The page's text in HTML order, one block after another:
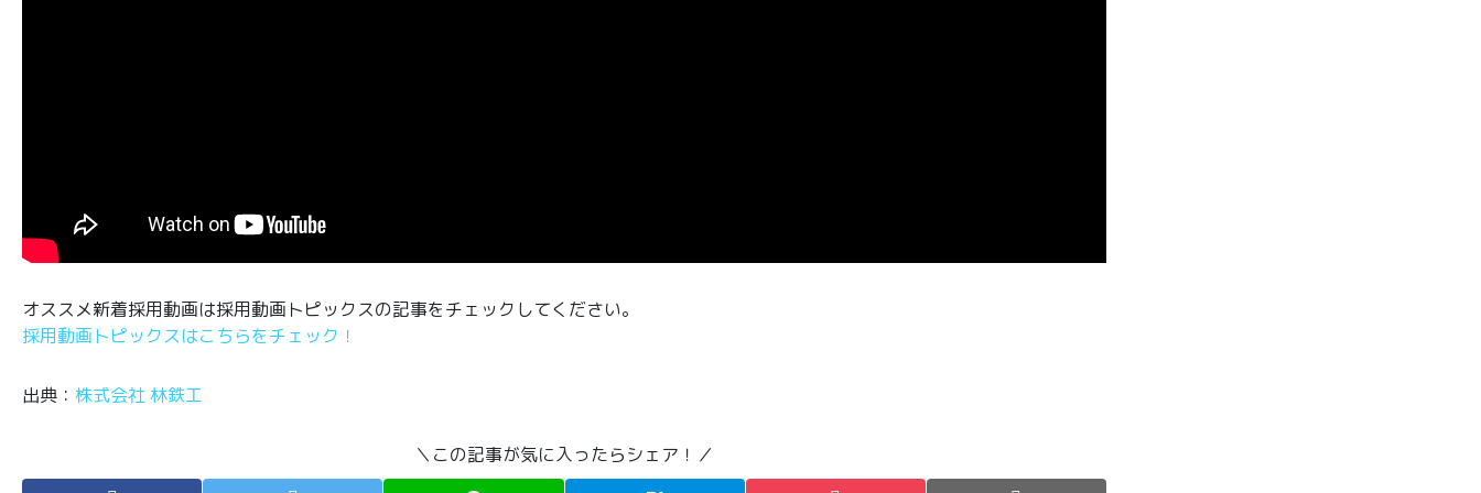
オススメ新着採用動画は採用動画トピックスの記事をチェックしてください。
採用動画トピックスはこちらをチェック！
出典： 株式会社 林鉄工
＼この記事が気に入ったらシェア！／